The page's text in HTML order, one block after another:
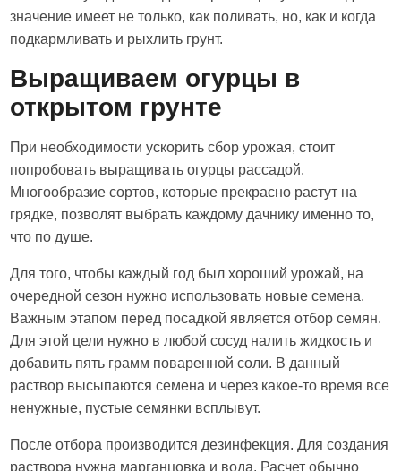
значение имеет не только, как поливать, но, как и когда
подкармливать и рыхлить грунт.
Выращиваем огурцы в
открытом грунте
При необходимости ускорить сбор урожая, стоит
попробовать выращивать огурцы рассадой.
Многообразие сортов, которые прекрасно растут на
грядке, позволят выбрать каждому дачнику именно то,
что по душе.
Для того, чтобы каждый год был хороший урожай, на
очередной сезон нужно использовать новые семена.
Важным этапом перед посадкой является отбор семян.
Для этой цели нужно в любой сосуд налить жидкость и
добавить пять грамм поваренной соли. В данный
раствор высыпаются семена и через какое-то время все
ненужные, пустые семянки всплывут.
После отбора производится дезинфекция. Для создания
раствора нужна марганцовка и вода. Расчет обычно